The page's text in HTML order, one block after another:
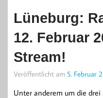
Lüneburg:
12. Februar
Stream!
Veröffentlicht am 5. Februar
Unter anderem um die